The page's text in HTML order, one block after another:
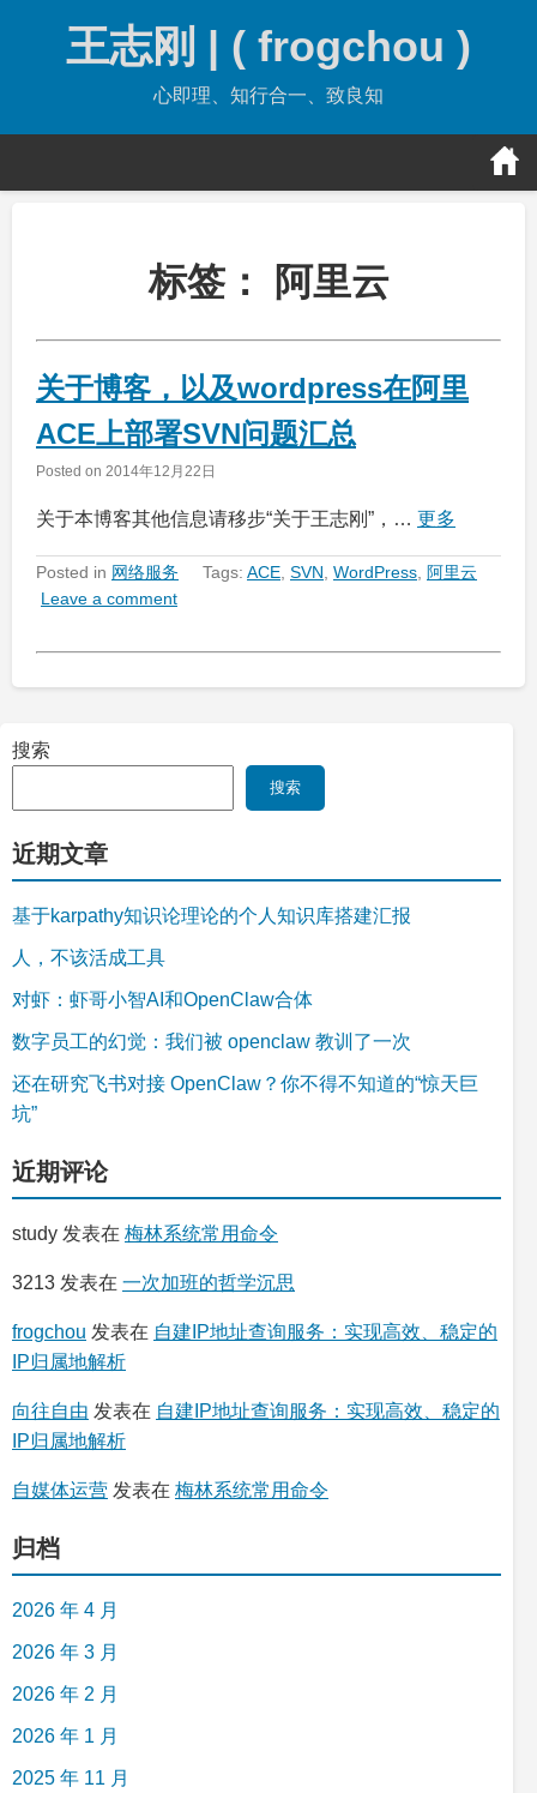
王志刚 | ( frogchou )
心即理、知行合一、致良知
标签： 阿里云
关于博客，以及wordpress在阿里
ACE上部署SVN问题汇总
Posted on 2014年12月22日
关于本博客其他信息请移步“关于王志刚”，… 更多
Posted in 网络服务 Tags: ACE SVN WordPress
阿里云
Leave a comment
搜索
搜索
近期文章
基于karpathy知识论理论的个人知识库搭建汇报
人，不该活成工具
对虾：虾哥小智AI和OpenClaw合体
数字员工的幻觉：我们被 openclaw 教训了一次
还在研究飞书对接 OpenClaw？你不得不知道的“惊天巨
坑”
近期评论
study 发表在 梅林系统常用命令
3213 发表在 一次加班的哲学沉思
frogchou 发表在 自建IP地址查询服务：实现高效、稳定的
IP归属地解析
向往自由 发表在 自建IP地址查询服务：实现高效、稳定的
IP归属地解析
自媒体运营 发表在 梅林系统常用命令
归档
2026 年 4 月
2026 年 3 月
2026 年 2 月
2026 年 1 月
2025 年 11 月